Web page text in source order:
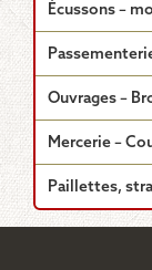
Écussons –
Ouvrages –
Mercerie –
Paillettes,